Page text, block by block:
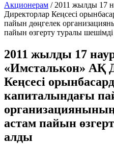
Акционерам / 2011 жылды 17
Директорлар Кеңсесі
пайын дөңгелек
пайын өзгерту туралы
2011 жылды 17
«Имсталькон» АҚ
Кеңсесі
капиталындағы
астам пайын
алды